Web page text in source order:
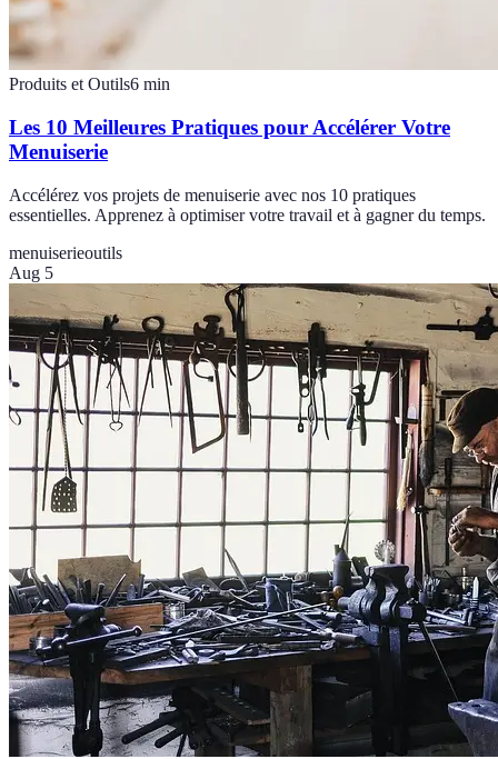
Produits et Outils6 min
Les 10 Meilleures Pratiques pour Accélérer Votre
Menuiserie
Accélérez vos projets de menuiserie avec nos 10 pratiques
essentielles. Apprenez à optimiser votre travail et à gagner du temps.
menuiserieoutils
Aug 5